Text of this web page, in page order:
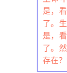
是，
了。
是，
了。
存在